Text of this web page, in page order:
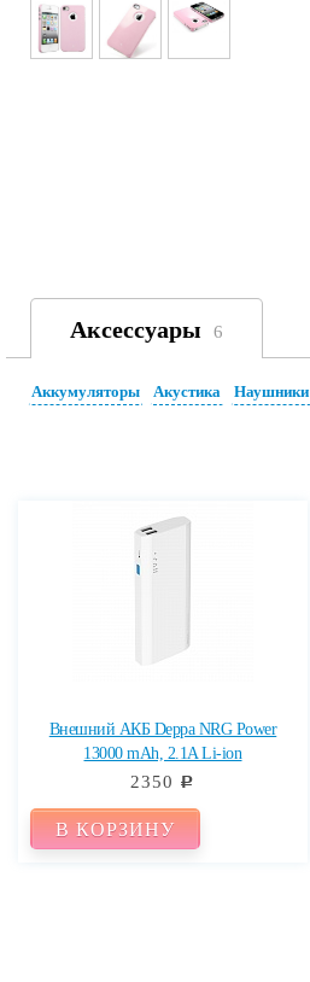
Аксессуары 6
Аккумуляторы Акустика Наушники
Внешний АКБ Deppa NRG Power
13000 mAh, 2.1A Li-ion
2350 c
В КОРЗИНУ